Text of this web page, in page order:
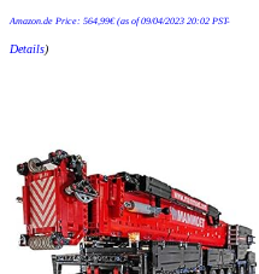
Amazon.de Price: 564,99€(as of 09/04/2023 20:02 PST-
Details)